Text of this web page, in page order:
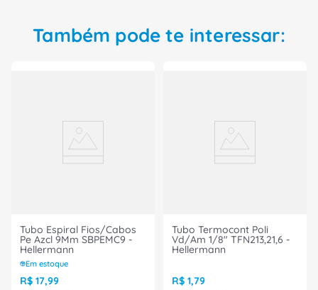
Também pode te interessar:
Tubo Espiral Fios/Cabos
Pe Azcl 9Mm SBPEMC9 -
Hellermann
Em estoque
R$ 17,99
Tubo Termocont Poli
Vd/Am 1/8" TFN213,21,6 -
Hellermann
R$ 1,79